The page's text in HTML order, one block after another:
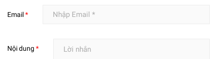
Email*
Nội dung *